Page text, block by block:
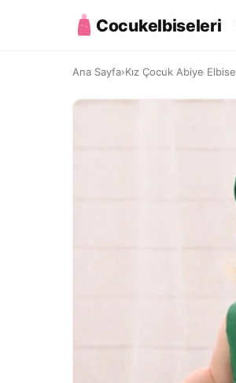
Cocukelbiseleri
Ana Sayfa›Kız Çocuk Abiye Elbise